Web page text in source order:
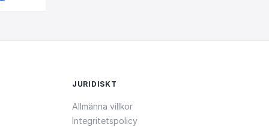
JURIDISKT
Allmänna villkor
Integritetspolicy